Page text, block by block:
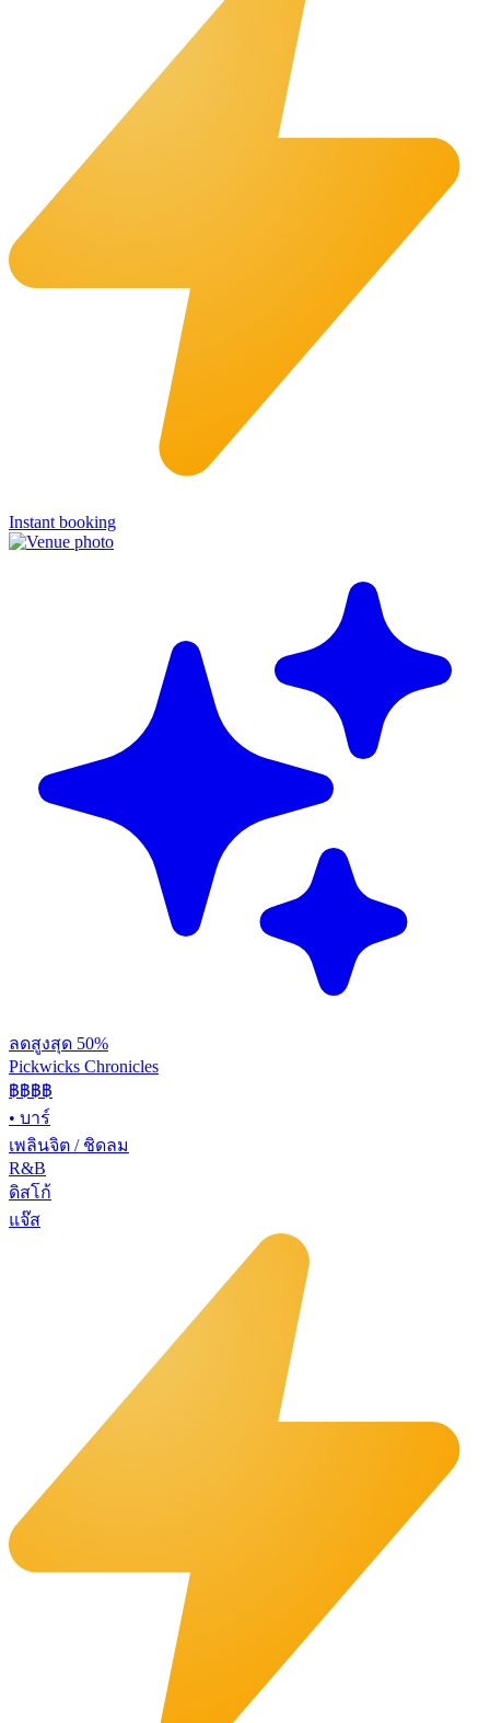
Instant booking
ลดสูงสุด 50%
Pickwicks Chronicles
฿฿฿฿
• บาร์
เพลินจิต / ชิดลม
R&B
ดิสโก้
แจ๊ส